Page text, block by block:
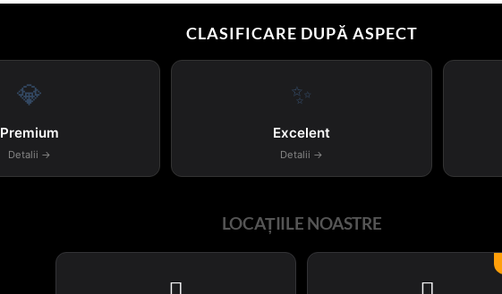
CLASIFICARE DUPĂ ASPECT
💎
Premium
Detalii →
✨
Excelent
Detalii →
LOCAȚIILE NOASTRE